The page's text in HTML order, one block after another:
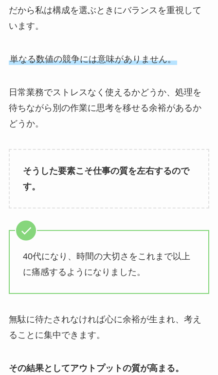
だから私は構成を選ぶときにバランスを重視して
います。
単なる数値の競争には意味がありません。
日常業務でストレスなく使えるかどうか、処理を
待ちながら別の作業に思考を移せる余裕があるか
どうか。
そうした要素こそ仕事の質を左右するので
す。
40代になり、時間の大切さをこれまで以上
に痛感するようになりました。
無駄に待たされなければ心に余裕が生まれ、考え
ることに集中できます。
その結果としてアウトプットの質が高まる。